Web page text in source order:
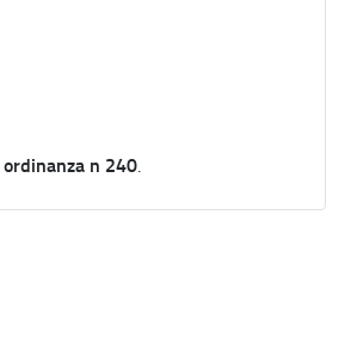
ordinanza n 240.